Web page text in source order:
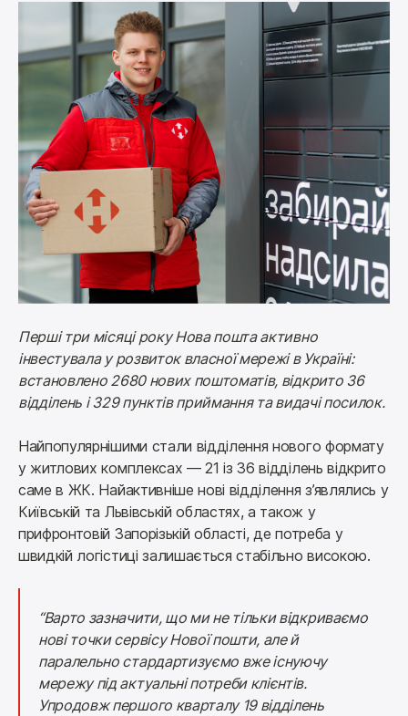
Перші три місяці року Нова пошта активно
інвестувала у розвиток власної мережі в Україні:
встановлено 2680 нових поштоматів, відкрито 36
відділень і 329 пунктів приймання та видачі посилок.
Найпопулярнішими стали відділення нового формату
у житлових комплексах — 21 із 36 відділень відкрито
саме в ЖК. Найактивніше нові відділення з’являлись у
Київській та Львівській областях, а також у
прифронтовій Запорізькій області, де потреба у
швидкій логістиці залишається стабільно високою.
“Варто зазначити, що ми не тільки відкриваємо
нові точки сервісу Нової пошти, але й
паралельно стардартизуємо вже існуючу
мережу під актуальні потреби клієнтів.
Упродовж першого кварталу 19 відділень